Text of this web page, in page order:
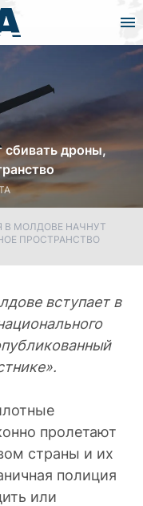
сбивать дроны,
В МОЛДОВЕ НАЧНУТ
ПРОСТРАНСТВО
вступает в
пролетают
страны и их
полиция
или